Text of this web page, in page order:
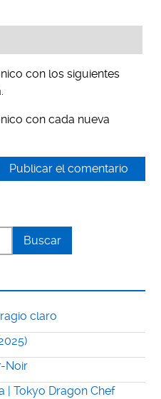
con los siguientes
con cada nueva
claro
Noir
| Tokyo Dragon Chef